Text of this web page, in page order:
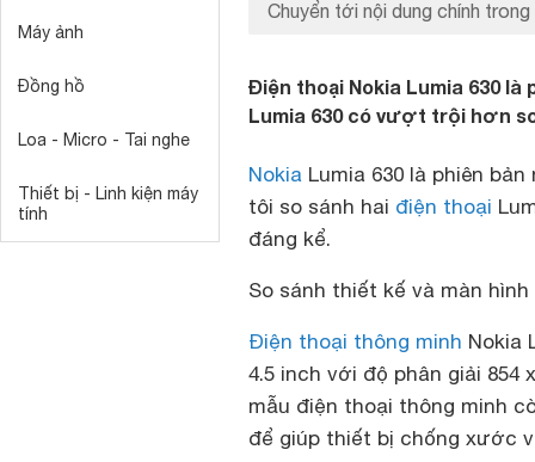
Máy ảnh
Đồng hồ
Loa - Micro - Tai nghe
Thiết bị - Linh kiện máy
tính
Chuyển tới nội dung chính trong
Điện thoại Nokia Lumia 630
Lumia 630 có vượt trội hơn
Nokia Lumia 630 là phiên
tôi so sánh hai điện thoại
đáng kể.
So sánh thiết kế và màn hình
Điện thoại thông minh Nokia
4.5 inch với độ phân giải 854
mẫu điện thoại thông minh
để giúp thiết bị chống xước